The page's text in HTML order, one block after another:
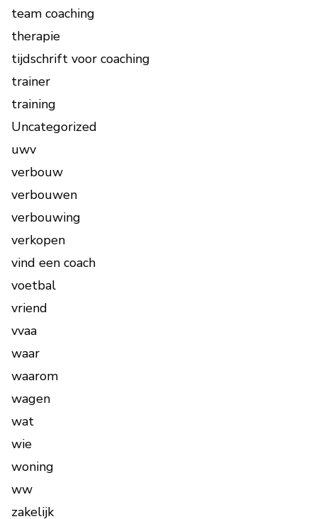
team coaching
therapie
tijdschrift voor coaching
trainer
training
Uncategorized
uwv
verbouw
verbouwen
verbouwing
verkopen
vind een coach
voetbal
vriend
vvaa
waar
waarom
wagen
wat
wie
woning
ww
zakelijk